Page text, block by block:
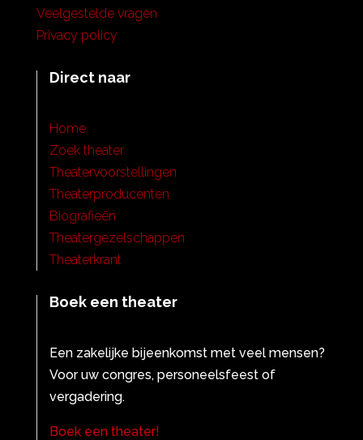
Veelgestelde vragen
Privacy policy
Direct naar
Home
Zoek theater
Theatervoorstellingen
Theaterproducenten
Biografieën
Theatergezelschappen
Theaterkrant
Boek een theater
Een zakelijke bijeenkomst met veel mensen?
Voor uw congres, personeelsfeest of
vergadering.
Boek een theater!